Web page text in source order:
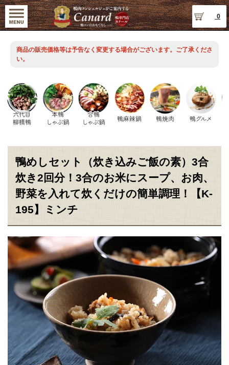
0
商品の販売価格等は予告なく変更する場合がございます。ご了承くださ
い。
鴨めしセット（炊き込みご飯の素）3合
炊き2回分！3合のお米にスープ、お肉、
野菜を入れて炊くだけの簡単調理！【K-
195】ミンチ